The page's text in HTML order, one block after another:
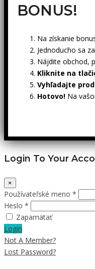
BONUS!
Na získanie
Jednoducho sa
Nájdite obchod,
Kliknite na
Vyhľadajte
Hotovo! Na
Login To Your
×
Používateľské meno *
Heslo *
Zapamätať
Login
Not A Member?
Lost Password?